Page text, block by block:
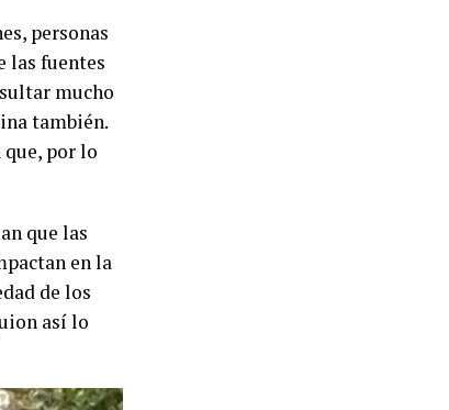
personas
las fuentes
mucho
también.
por lo
que las
en la
de los
así lo